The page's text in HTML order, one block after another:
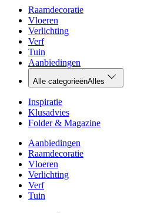
Raamdecoratie
Vloeren
Verlichting
Verf
Tuin
Aanbiedingen
Alle categorieënAlles
Inspiratie
Klusadvies
Folder & Magazine
Aanbiedingen
Raamdecoratie
Vloeren
Verlichting
Verf
Tuin